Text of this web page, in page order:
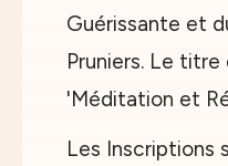
Guérissante et
Pruniers. Le
'Méditation et
Les Inscriptions